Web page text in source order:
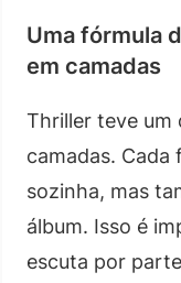
Uma fórmula
em camadas
Thriller teve um
camadas. Cada
sozinha, mas
álbum. Isso é
escuta por